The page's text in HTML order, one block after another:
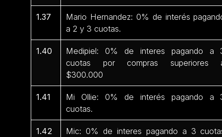
1.37
Mario Hernandez: 0% de interés
a 2 y 3 cuotas.
1.40
Medipiel: 0% de interes pagando a
cuotas por compras superiores
$300.000
1.41
Mi Ollie: 0% de interés pagando a
cuotas.
1.42
Mic: 0% de interes pagando a 3